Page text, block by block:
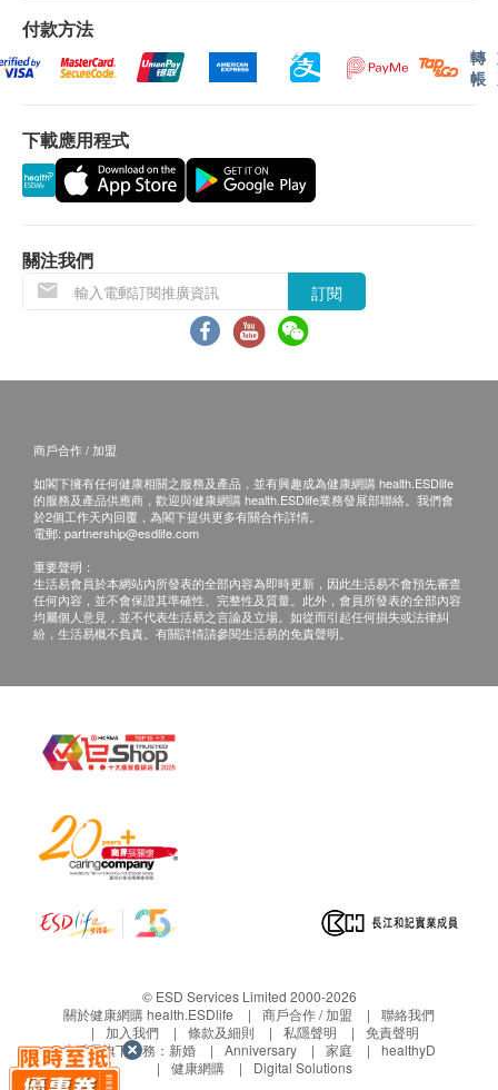
顯微鏡檢查(9項等)：表皮細胞、紅血球、結晶體、可見
細菌 等
類風濕關節炎因子
痛風
骨骼
紅血球沉降率
貧血檢查
平均容量
平均血色素
平均血色素濃度
紅血球
中性白血球
單核白血球
嗜酸性白血球
血抹片
鐵
血型及Rh因子
報告
(2) 電話講解報告 (自取報告)
B. 國內客戶
(2) 客人另回電聽取報告 (自取報告)
備註：
另外收取$230解析報告費。
客戶若體檢後3個月內不提取報告，所有報告一律
作銷毀處理及不會存底，客戶如需額外索取報告複
印本 (體檢後3個月內)，將收取$150行政費。注
如有爭議，健康網購health.ESDlife 及莊柏醫療保
留最後決定權。
免責聲明：
所有健康檢查/服務並非作為醫務診斷或治療用
途。當閣下身體健康出現任何疾病徵兆時，應立即
諮詢有認可資格的醫生，作出診斷及治療。
health.ESDlife】並沒有經營或提供本服務/產品。
產品而引致的損失、損害、受傷或法律訴訟，健康
網購health.ESDlife概不負責。一切有關的索償或
付款方法
轉
帳
下載應用程式
關注我們
訂閱
商戶合作 / 加盟
如閣下擁有任何健康相關之服務及產品，並有興趣成為健康網購 health.ESDlife
的服務及產品供應商，歡迎與健康網購 health.ESDlife業務發展部聯絡。我們會
於2個工作天內回覆，為閣下提供更多有關合作詳情。
電郵: partnership@esdlife.com
重要聲明：
生活易會員於本網站內所發表的全部內容為即時更新，因此生活易不會預先審查
任何內容，並不會保證其準確性、完整性及質量。此外，會員所發表的全部內容
均屬個人意見，並不代表生活易之言論及立場。如從而引起任何損失或法律糾
紛，生活易概不負責。有關詳情請參閱生活易的免責聲明。
© ESD Services Limited 2000-2026
關於健康網購 health.ESDlife
商戶合作 / 加盟
聯絡我們
加入我們
條款及細則 私隱聲明
免責聲明
生活易旗下業務： 新婚 Anniversary 家庭
healthyD
健康網購
Digital Solutions